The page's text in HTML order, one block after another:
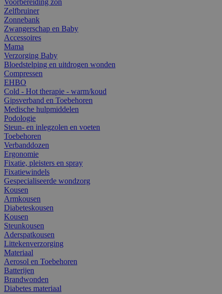
Zelfbruiner
Zonnebank
Zwangerschap en Baby
Accessoires
Mama
Verzorging Baby
Bloedstelping en uitdrogen wonden
Compressen
EHBO
Cold - Hot therapie - warm/koud
Gipsverband en Toebehoren
Medische hulpmiddelen
Podologie
Steun- en inlegzolen en voeten
Toebehoren
Verbanddozen
Ergonomie
Fixatie, pleisters en spray
Fixatiewindels
Gespecialiseerde wondzorg
Kousen
Armkousen
Diabeteskousen
Kousen
Steunkousen
Aderspatkousen
Littekenverzorging
Materiaal
Aerosol en Toebehoren
Batterijen
Brandwonden
Diabetes materiaal